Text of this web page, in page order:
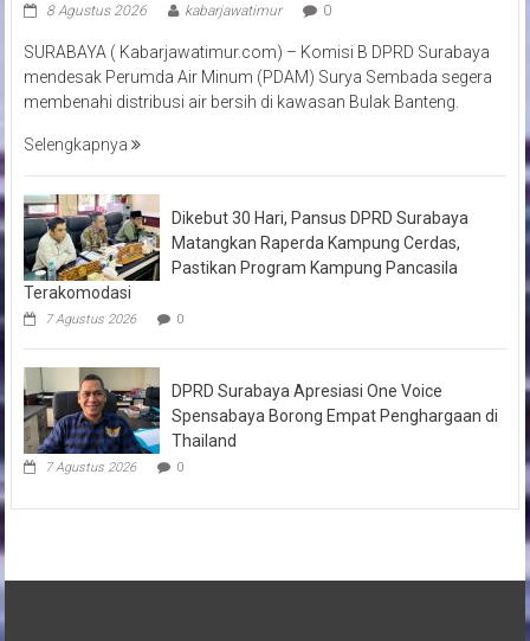
8 Agustus 2026 kabarjawatimur 0
SURABAYA ( Kabarjawatimur.com) – Komisi B DPRD Surabaya
mendesak Perumda Air Minum (PDAM) Surya Sembada segera
membenahi distribusi air bersih di kawasan Bulak Banteng.
Selengkapnya
Dikebut 30 Hari, Pansus DPRD Surabaya
Matangkan Raperda Kampung Cerdas,
Pastikan Program Kampung Pancasila
Terakomodasi
7 Agustus 2026 0
DPRD Surabaya Apresiasi One Voice
Spensabaya Borong Empat Penghargaan di
Thailand
7 Agustus 2026 0